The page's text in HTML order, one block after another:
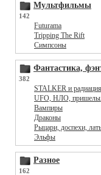
Мультфильмы
142
Futurama
Tripping The Rift
Симпсоны
Фантастика,
382
STALKER и радиация
UFO, НЛО,
Вампиры
Драконы
Рыцари, доспехи,
Эльфы
Разное
162